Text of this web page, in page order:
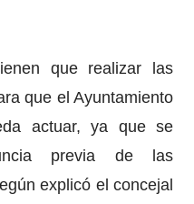
que realizar las
que el Ayuntamiento
actuar, ya que se
previa de las
explicó el concejal